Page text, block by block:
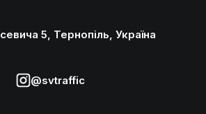
5, Тернопіль, Україна
@svtraffic